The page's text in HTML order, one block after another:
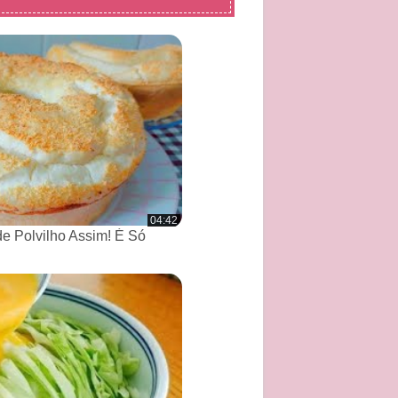
04:42
Polvilho Assim! É Só